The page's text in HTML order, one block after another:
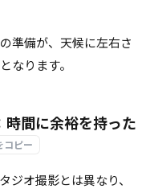
準備が、天候に左右さ
なります。
間に余裕を持った
コピー
ジオ撮影とは異なり、